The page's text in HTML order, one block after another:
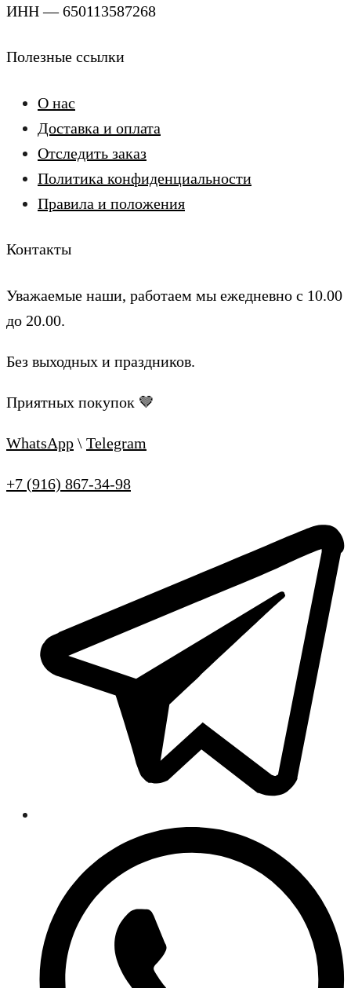
ИНН — 650113587268
Полезные ссылки
О нас
Доставка и оплата
Отследить заказ
Политика конфиденциальности
Правила и положения
Контакты
Уважаемые наши, работаем мы ежедневно с 10.00
до 20.00.
Без выходных и праздников.
Приятных покупок 🤎
WhatsApp \ Telegram
+7 (916) 867-34-98